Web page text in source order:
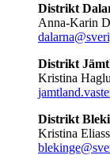
Distrikt
Anna-Karin
Distrikt
Kristina
Distrikt
Kristina